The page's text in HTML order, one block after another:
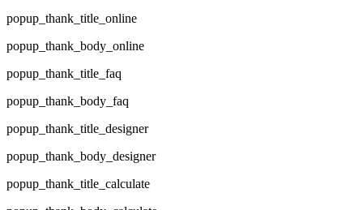
popup_thank_title_online
popup_thank_body_online
popup_thank_title_faq
popup_thank_body_faq
popup_thank_title_designer
popup_thank_body_designer
popup_thank_title_calculate